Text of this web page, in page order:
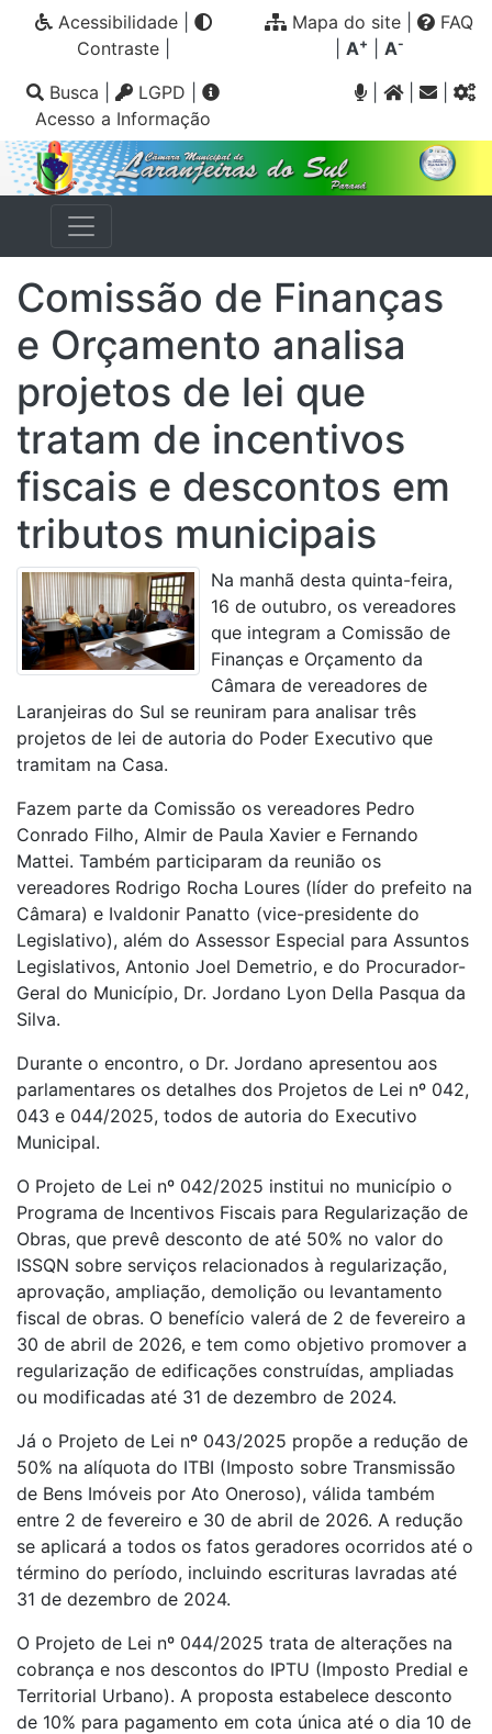
Acessibilidade|
Contraste|
Mapa do site
FAQ
A+ A-
Busca LGPD
Acesso a Informação
|
Comissão de Finanças
e Orçamento analisa
projetos de lei que
tratam de incentivos
fiscais e descontos em
tributos municipais
Na manhã desta quinta-feira,
16 de outubro, os vereadores
que integram a Comissão de
Finanças e Orçamento da
Câmara de vereadores de
Laranjeiras do Sul se reuniram para analisar três
projetos de lei de autoria do Poder Executivo que
tramitam na Casa.
Fazem parte da Comissão os vereadores Pedro
Conrado Filho, Almir de Paula Xavier e Fernando
Mattei. Também participaram da reunião os
vereadores Rodrigo Rocha Loures (líder do prefeito na
Câmara) e Ivaldonir Panatto (vice-presidente do
Legislativo), além do Assessor Especial para Assuntos
Legislativos, Antonio Joel Demetrio, e do Procurador-
Geral do Município, Dr. Jordano Lyon Della Pasqua da
Silva.
Durante o encontro, o Dr. Jordano apresentou aos
parlamentares os detalhes dos Projetos de Lei nº 042,
043 e 044/2025, todos de autoria do Executivo
Municipal.
O Projeto de Lei nº 042/2025 institui no município o
Programa de Incentivos Fiscais para Regularização de
Obras, que prevê desconto de até 50% no valor do
ISSQN sobre serviços relacionados à regularização,
aprovação, ampliação, demolição ou levantamento
fiscal de obras. O benefício valerá de 2 de fevereiro a
30 de abril de 2026, e tem como objetivo promover a
regularização de edificações construídas, ampliadas
ou modificadas até 31 de dezembro de 2024.
Já o Projeto de Lei nº 043/2025 propõe a redução de
50% na alíquota do ITBI (Imposto sobre Transmissão
de Bens Imóveis por Ato Oneroso), válida também
entre 2 de fevereiro e 30 de abril de 2026. A redução
se aplicará a todos os fatos geradores ocorridos até o
término do período, incluindo escrituras lavradas até
31 de dezembro de 2024.
O Projeto de Lei nº 044/2025 trata de alterações na
cobrança e nos descontos do IPTU (Imposto Predial e
Territorial Urbano). A proposta estabelece desconto
de 10% para pagamento em cota única até o dia 10 de